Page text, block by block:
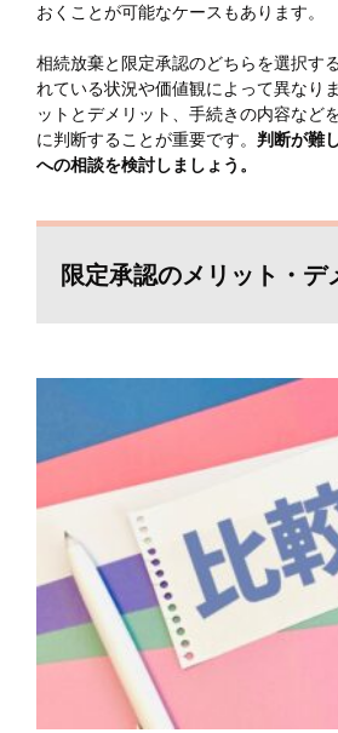
おくことが可能なケースもあります。
相続放棄と限定承認のどちらを選択す
れている状況や価値観によって異なり
ットとデメリット、手続きの内容など
に判断することが重要です。 判断が難
への相談を検討しましょう。
限定承認のメリット・デ